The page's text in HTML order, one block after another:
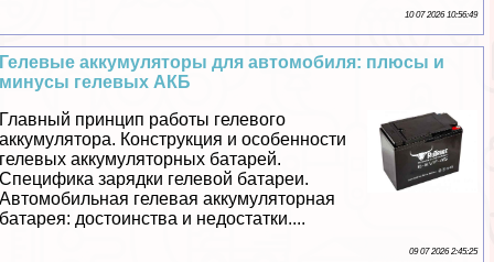
10 07 2026 10:56:49
Гелевые аккумуляторы для автомобиля: плюсы и
минусы гелевых АКБ
Главный принцип работы гелевого
аккумулятора. Конструкция и особенности
гелевых аккумуляторных батарей.
Специфика зарядки гелевой батареи.
Автомобильная гелевая аккумуляторная
батарея: достоинства и недостатки....
09 07 2026 2:45:25